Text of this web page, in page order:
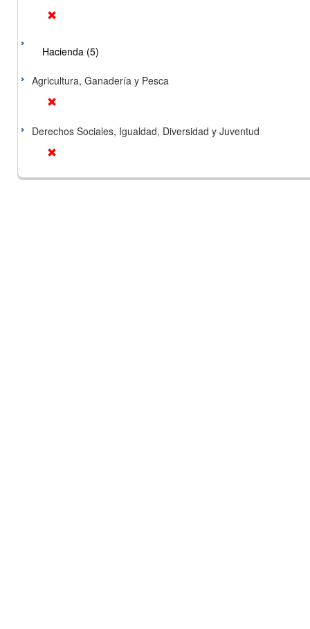
Hacienda (5)
Agricultura, Ganadería y Pesca
Derechos Sociales, Igualdad, Diversidad y Juventud